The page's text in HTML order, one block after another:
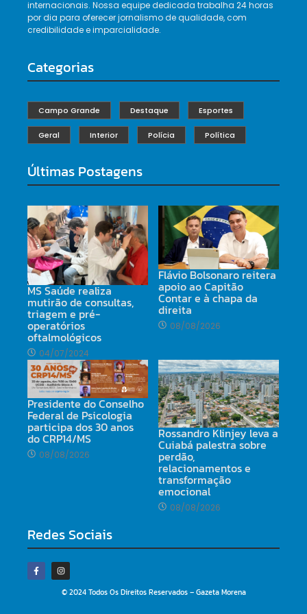
internacionais. Nossa equipe dedicada trabalha 24 horas
por dia para oferecer jornalismo de qualidade, com
credibilidade e imparcialidade.
Categorias
Campo Grande Destaque Esportes
Geral Interior Polícia Política
Últimas Postagens
MS Saúde realiza
mutirão de consultas,
triagem e pré-
operatórios
oftalmológicos
04/07/2024
Flávio Bolsonaro reitera
apoio ao Capitão
Contar e à chapa da
direita
08/08/2026
Presidente do Conselho
Federal de Psicologia
participa dos 30 anos
do CRP14/MS
08/08/2026
Rossandro Klinjey leva a
Cuiabá palestra sobre
perdão,
relacionamentos e
transformação
emocional
08/08/2026
Redes Sociais
© 2024 Todos Os Direitos Reservados – Gazeta Morena